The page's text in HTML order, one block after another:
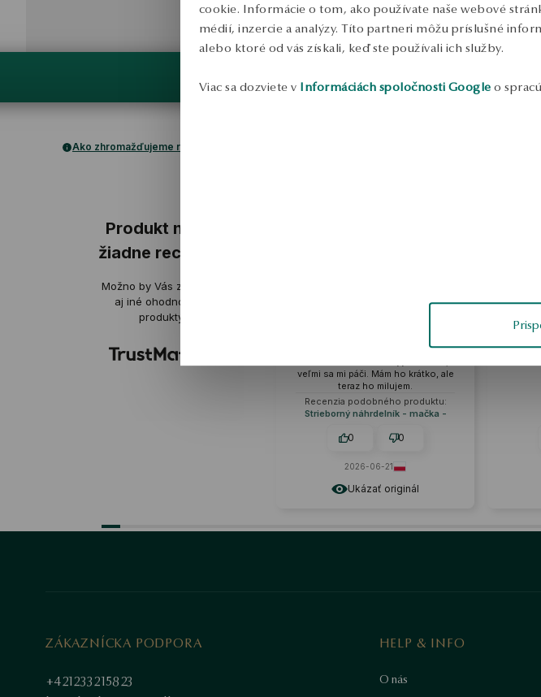
cookie. Informácie o tom, ako používate naše webové
médií, inzercie a analýzy. Títo partneri môžu príslušné
alebo ktoré od vás získali, keď ste používali ich služby.
Viac sa dozviete v Informáciách spoločnosti Google o
Ako zhromažďujeme recenzie?
Produkt nemá
žiadne recenzie
Možno by Vás zaujímali
aj iné ohodnotené
produkty
Ukázať originál
naozaj odolný. Tvar a farba
veľmi sa mi páči. Mám ho krátko, ale
teraz ho milujem.
Recenzia podobného produktu:
Strieborný náhrdelník - mačka -
0 0
2026-06-21
ZÁKAZNÍCKA PODPORA
+421233215823
HELP & INFO
O nás